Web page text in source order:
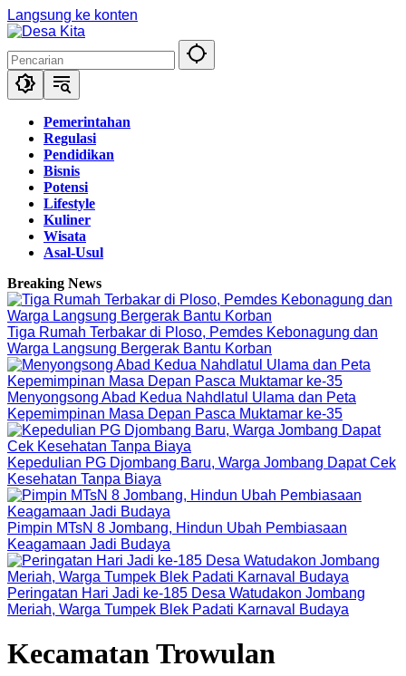
Langsung ke konten
Pemerintahan
Regulasi
Pendidikan
Bisnis
Potensi
Lifestyle
Kuliner
Wisata
Asal-Usul
Breaking News
Tiga Rumah Terbakar di Ploso, Pemdes Kebonagung dan
Warga Langsung Bergerak Bantu Korban
Menyongsong Abad Kedua Nahdlatul Ulama dan Peta
Kepemimpinan Masa Depan Pasca Muktamar ke-35
Kepedulian PG Djombang Baru, Warga Jombang Dapat Cek
Kesehatan Tanpa Biaya
Pimpin MTsN 8 Jombang, Hindun Ubah Pembiasaan
Keagamaan Jadi Budaya
Peringatan Hari Jadi ke-185 Desa Watudakon Jombang
Meriah, Warga Tumpek Blek Padati Karnaval Budaya
Kecamatan Trowulan